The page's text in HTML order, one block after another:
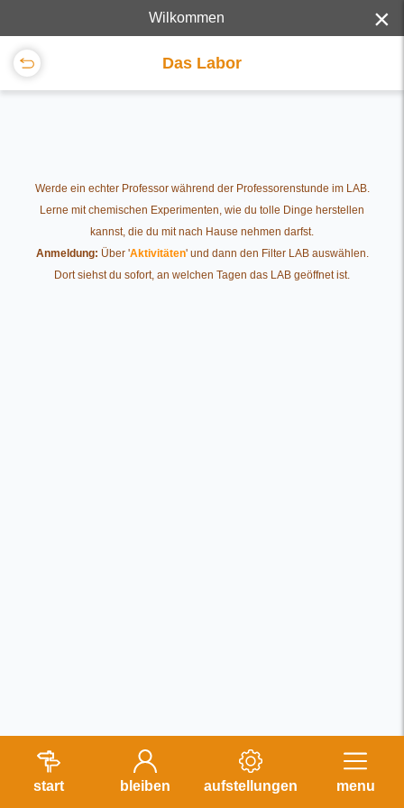
Wilkommen ×
Das Labor
Werde ein echter Professor während der Professorenstunde im LAB.
Lerne mit chemischen Experimenten, wie du tolle Dinge herstellen
kannst, die du mit nach Hause nehmen darfst.
Anmeldung: Über 'Aktivitäten' und dann den Filter LAB auswählen.
Dort siehst du sofort, an welchen Tagen das LAB geöffnet ist.
start bleiben aufstellungen menu